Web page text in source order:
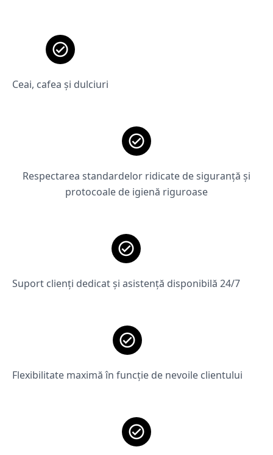
Ceai, cafea și dulciuri
Respectarea standardelor ridicate de siguranță și
protocoale de igienă riguroase
Suport clienți dedicat și asistență disponibilă 24/7
Flexibilitate maximă în funcție de nevoile clientului